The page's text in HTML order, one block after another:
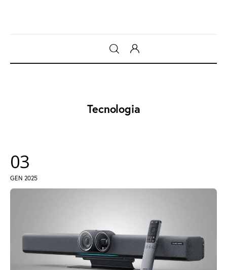
instagramm
threads twitter-
x
rss
Tecnologia
03
GEN 2025